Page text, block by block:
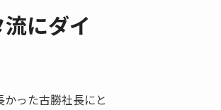
にダイ
かった古勝社長にと